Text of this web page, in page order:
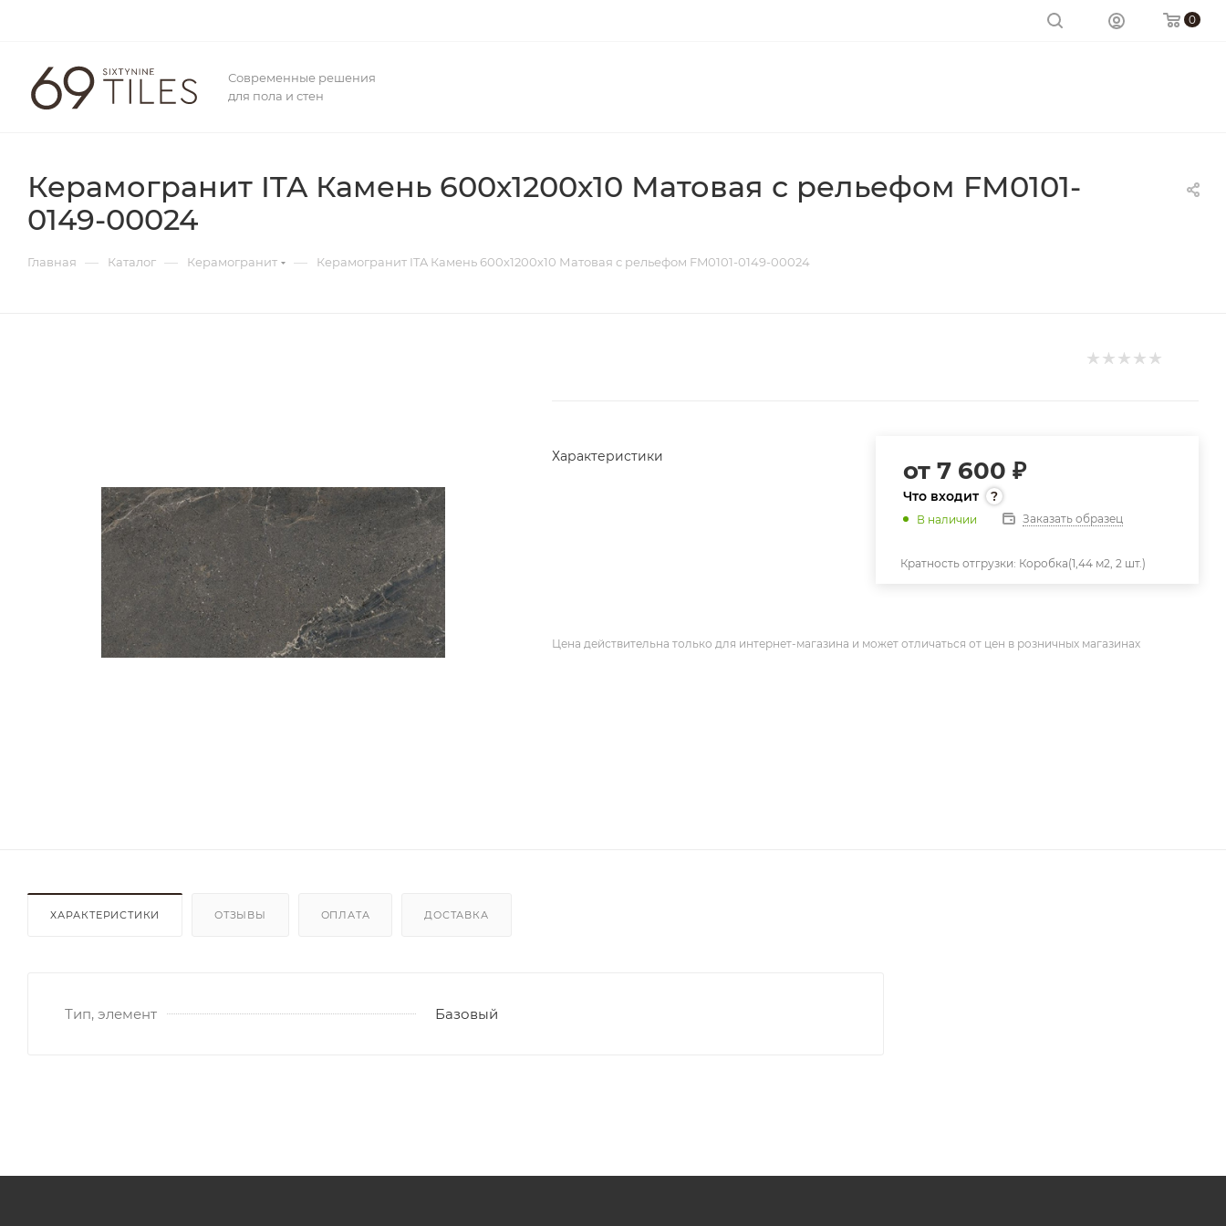
0
Современные решения
для пола и стен
Керамогранит ITA Камень 600х1200х10 Матовая с рельефом FM0101-
0149-00024
Главная — Каталог — Керамогранит — Керамогранит ITA Камень 600х1200х10 Матовая с рельефом FM0101-0149-00024
Характеристики от 7 600 ₽
Что входит
В наличии Заказать образец
Кратность отгрузки: Коробка(1,44 м2, 2 шт.)
Цена действительна только для интернет-магазина и может отличаться от цен в розничных магазинах
ХАРАКТЕРИСТИКИ ОТЗЫВЫ ОПЛАТА ДОСТАВКА
Тип, элемент Базовый